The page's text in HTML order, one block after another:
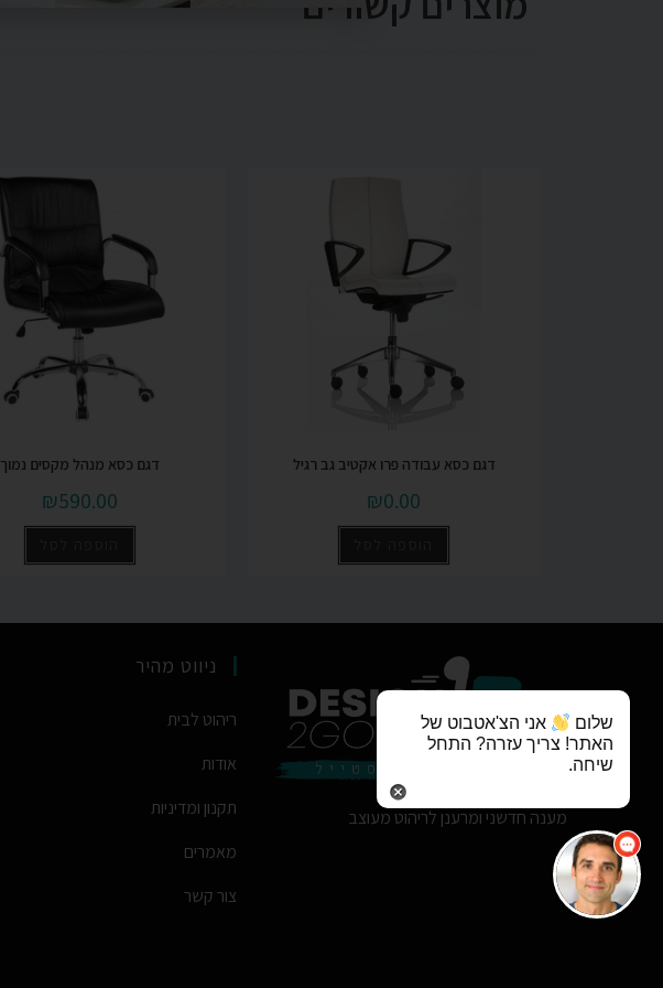
דגם כסא עבודה פרו אקטיב גב רגיל
₪0.00
דגם כסא מנהל מקסים נמוך
₪590.00
מענה חדשני ומרענן לריהוט מעוצב
ניווט מהיר
ריהוט לבית
אודות
תקנון ומדיניות
מאמרים
צור קשר
שלום
אני הצ'אטבוט של
האתר! צריך עזרה? התחל
שיחה.